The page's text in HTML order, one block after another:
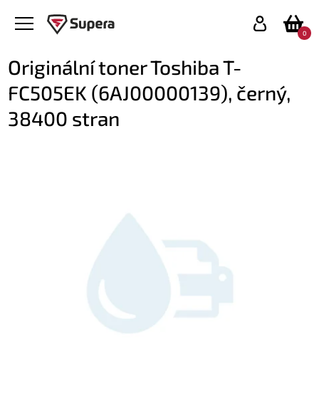
0
Originální toner Toshiba T-
FC505EK (6AJ00000139), černý,
38400 stran